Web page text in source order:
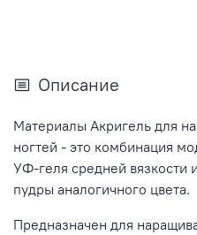
Описание
Материалы Акригель для
ногтей - это комбинация
УФ-геля средней вязкости
пудры аналогичного цвета.
Предназначен для